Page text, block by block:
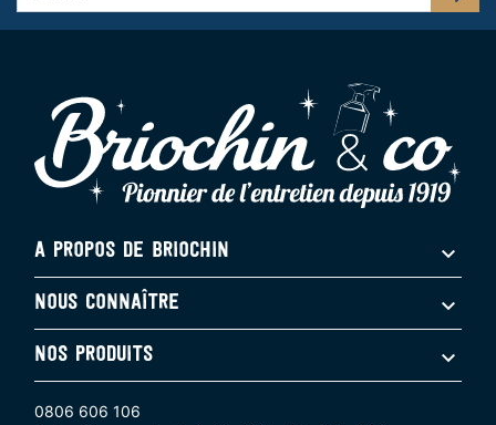
A PROPOS DE BRIOCHIN
NOUS CONNAÎTRE
NOS PRODUITS
0806 606 106